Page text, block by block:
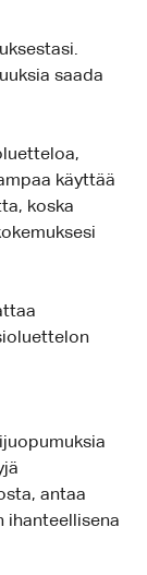
saada
käyttää
koska
antaa
ihanteellisena